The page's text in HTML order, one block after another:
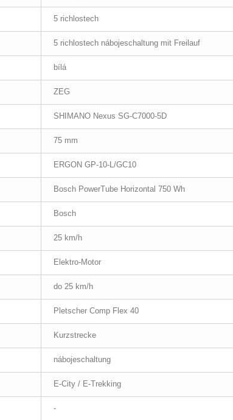
5 richlostech
5 richlostech nábojeschaltung mit Freilauf
bílá
ZEG
SHIMANO Nexus SG-C7000-5D
75 mm
ERGON GP-10-L/GC10
Bosch PowerTube Horizontal 750 Wh
Bosch
25 km/h
Elektro-Motor
do 25 km/h
Pletscher Comp Flex 40
Kurzstrecke
nábojeschaltung
E-City / E-Trekking
-